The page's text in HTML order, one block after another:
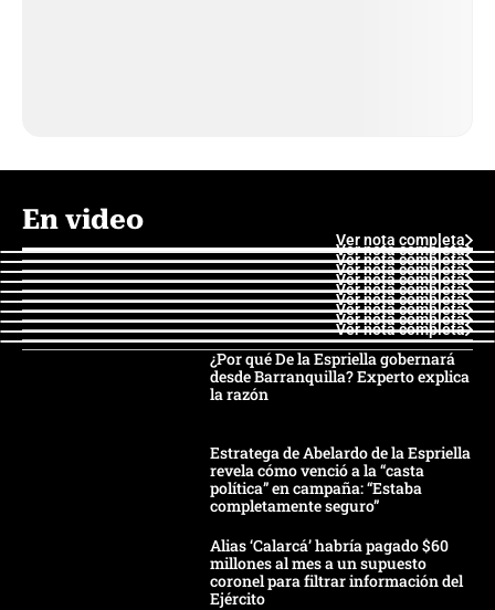
En video
Ver nota completa
Ver nota completa
Ver nota completa
Ver nota completa
Ver nota completa
Ver nota completa
Ver nota completa
Ver nota completa
Ver nota completa
Ver nota completa
¿Por qué De la Espriella gobernará
desde Barranquilla? Experto explica
la razón
Estratega de Abelardo de la Espriella
revela cómo venció a la “casta
política” en campaña: “Estaba
completamente seguro”
Alias ‘Calarcá’ habría pagado $60
millones al mes a un supuesto
coronel para filtrar información del
Ejército